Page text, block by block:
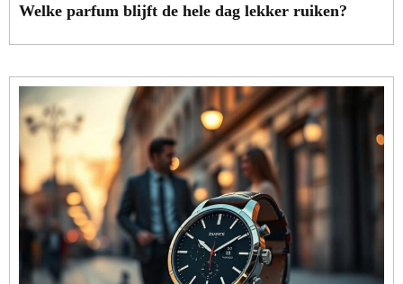
Welke parfum blijft de hele dag lekker ruiken?